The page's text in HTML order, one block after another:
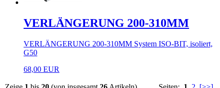
VERLÄNGERUNG 200-310MM
VERLÄNGERUNG 200-310MM System ISO-BIT, isoliert,
G50
68,00 EUR